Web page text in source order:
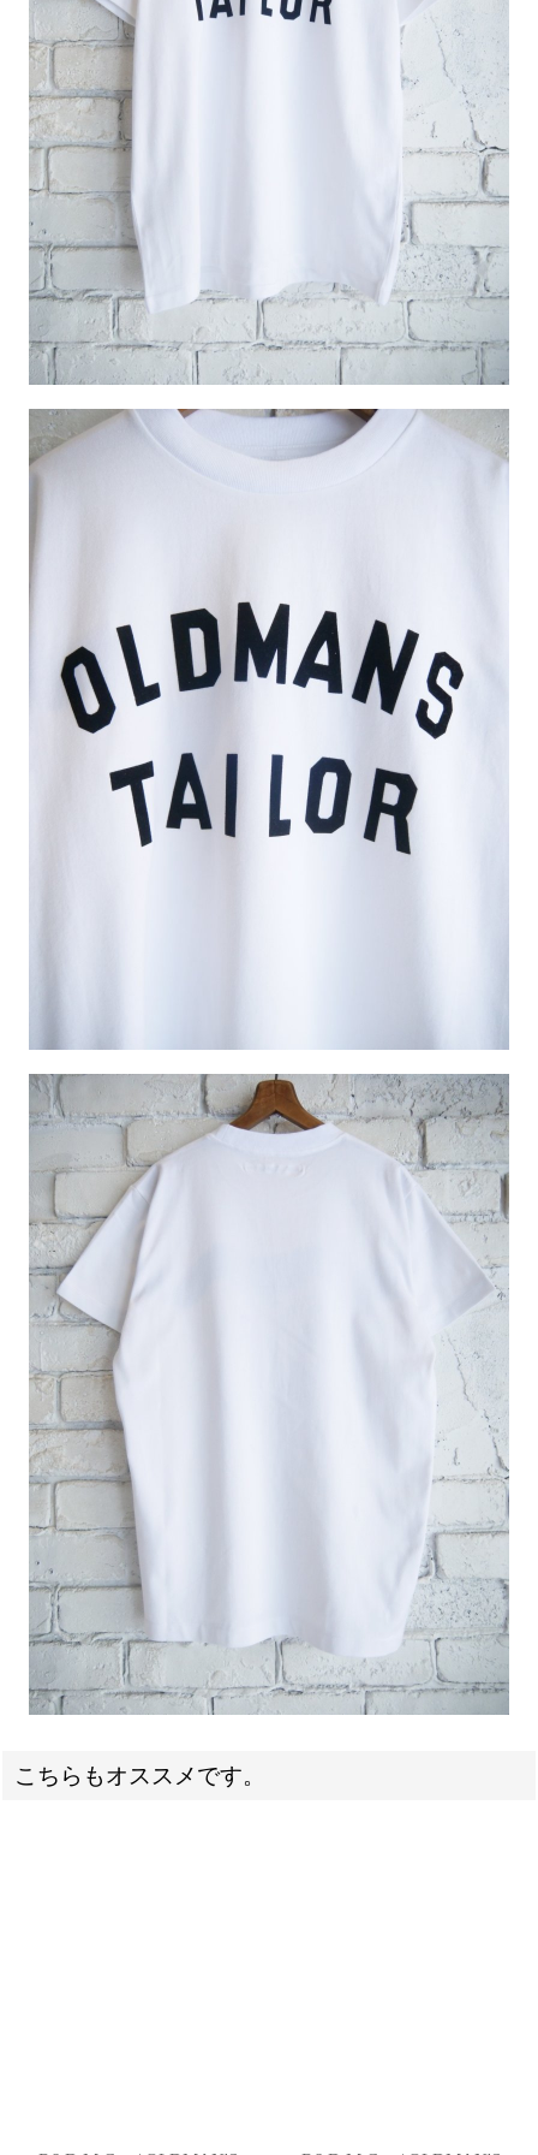
こちらもオススメです。